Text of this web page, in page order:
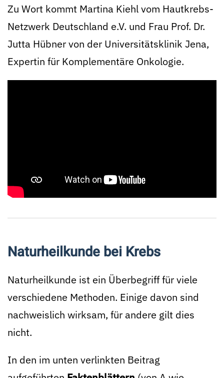
Zu Wort kommt Martina Kiehl vom Hautkrebs-
Netzwerk Deutschland e.V. und Frau Prof. Dr.
Jutta Hübner von der Universitätsklinik Jena,
Expertin für Komplementäre Onkologie.
Naturheilkunde bei Krebs
Naturheilkunde ist ein Überbegriff für viele
verschiedene Methoden. Einige davon sind
nachweislich wirksam, für andere gilt dies
nicht.
In den im unten verlinkten Beitrag